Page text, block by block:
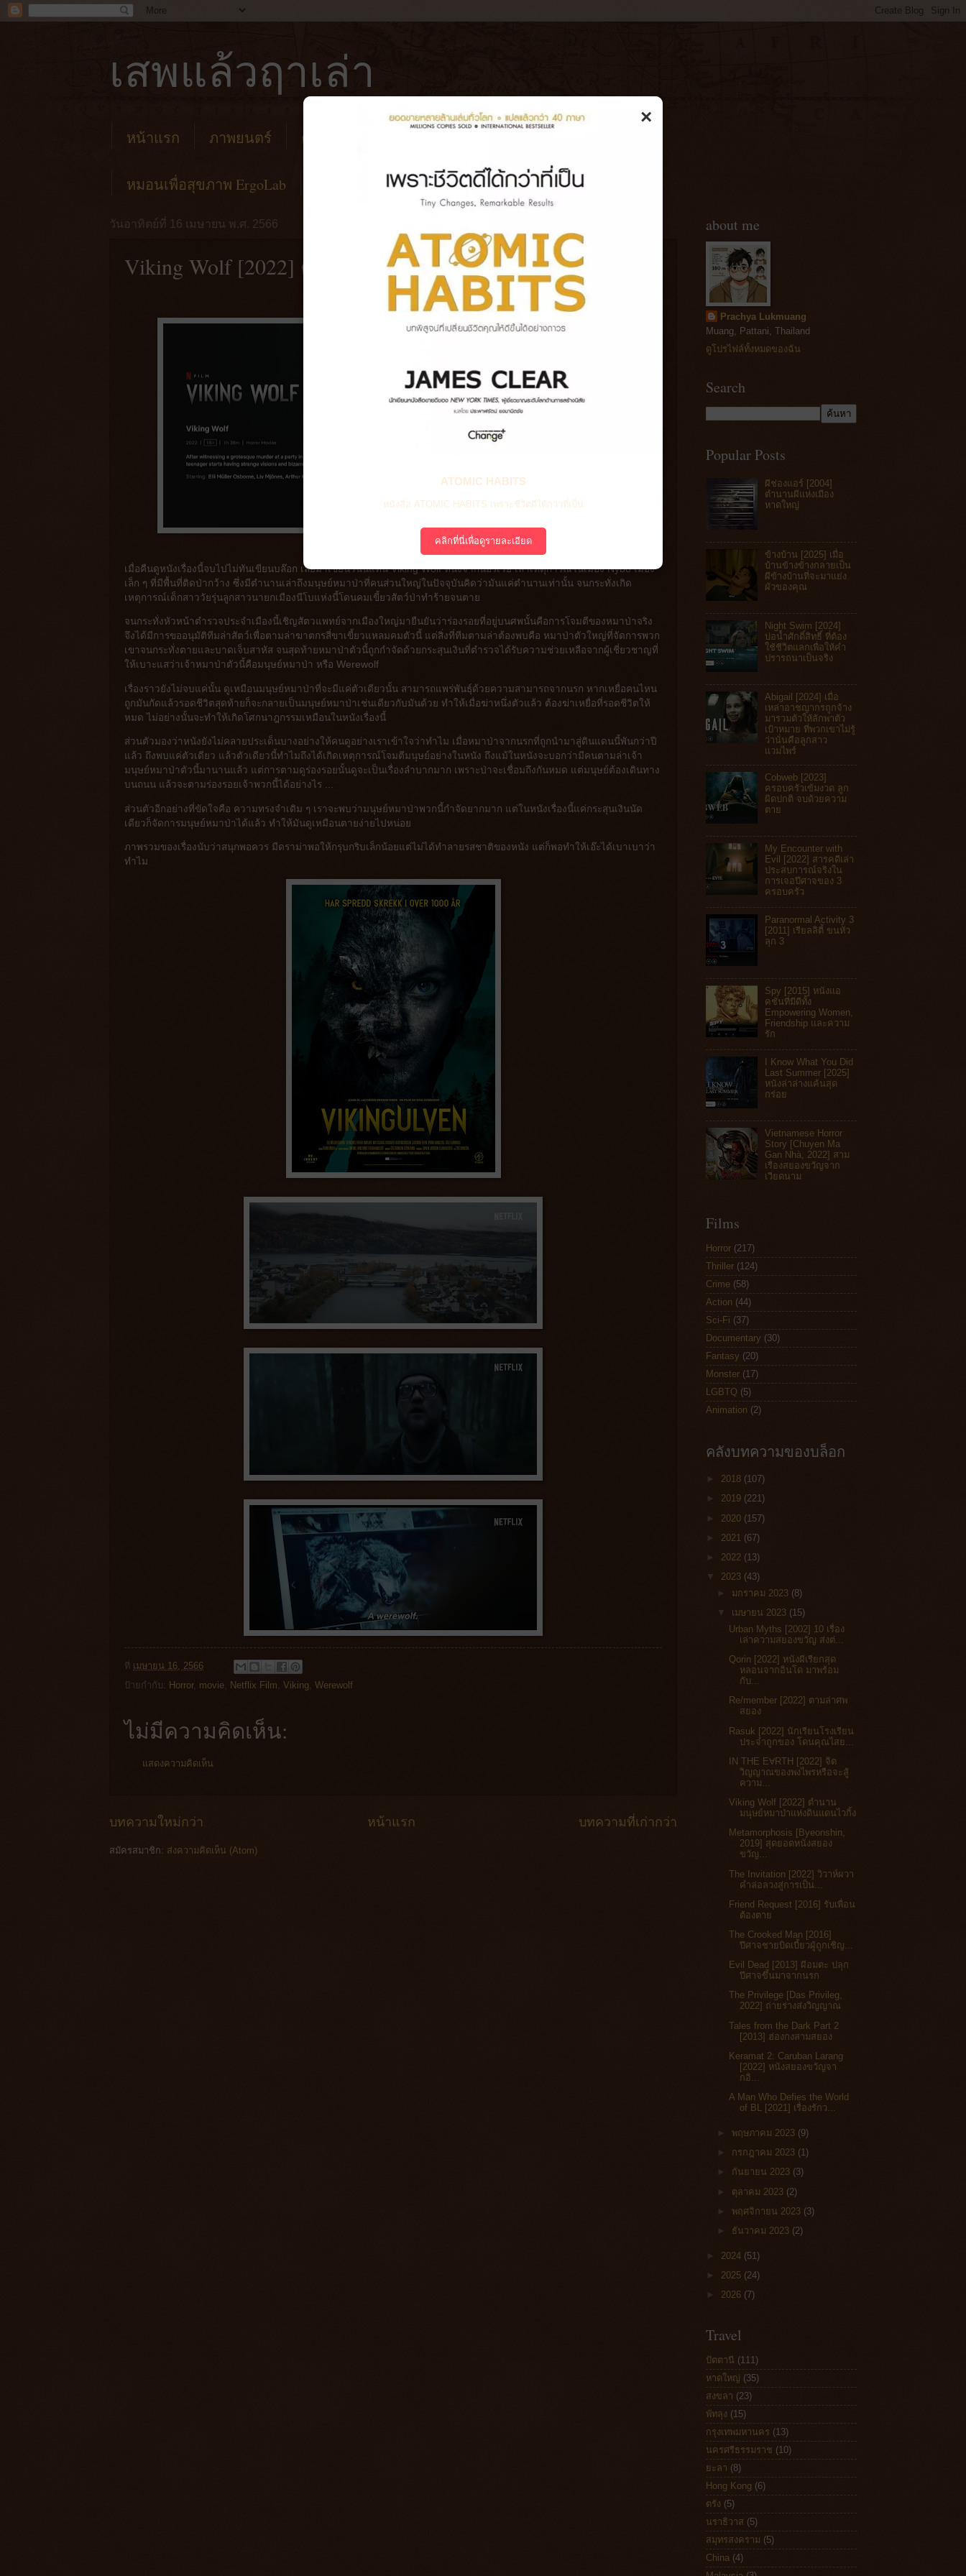
เสพแล้วฤาเล่า
หน้าแรก ภาพยนตร์ คาเฟ่
หมอนเพื่อสุขภาพ ErgoLab
วันอาทิตย์ที่ 16 เมษายน พ.ศ. 2566
Viking Wolf [2022] ตำนานมนุษย์หมาป่าแห่งดินแดนไวกิ้ง
เมื่อคืนดูหนังเรื่องนี้จบไปไม่ทันเขียนบล๊อก เลยมาเขียนวันนี้แทน Viking Wolf หนังจากนอร์เวย์ เล่าเหตุการณ์ในเมือง Nybo เมือง
เล็ก ๆ ที่มีพื้นที่ติดป่ากว้าง ซึ่งมีตำนานเล่าถึงมนุษย์หมาป่าที่คนส่วนใหญ่ในปัจจุบันคิดว่ามันแค่ตำนานเท่านั้น จนกระทั่งเกิด
เหตุการณ์เด็กสาววัยรุ่นลูกสาวนายกเมืองนีโบแห่งนี้โดนคมเขี้ยวสัตว์ป่าทำร้ายจนตาย
จนกระทั่งหัวหน้าตำรวจประจำเมืองนี้เชิญสัตวแพทย์จากเมืองใหญ่มายืนยันว่าร่องรอยที่อยู่บนศพนั้นคือการโจมตีของหมาป่าจริง
จึงได้มีการขออนุมัติทีมล่าสัตว์เพื่อตามล่าฆาตกรสี่ขาเขี้ยวแหลมคมตัวนี้ แต่สิ่งที่ทีมตามล่าต้องพบคือ หมาป่าตัวใหญ่ที่จัดการพวก
เขาจนกระทั่งตายและบาดเจ็บสาหัส จนสุดท้ายหมาป่าตัวนี้ถูกกำจัดด้วยกระสุนเงินที่ตำรวจได้รับความช่วยเหลือจากผู้เชี่ยวชาญที่
ให้เบาะแสว่าเจ้าหมาป่าตัวนี้คือมนุษย์หมาป่า หรือ Werewolf
เรื่องราวยังไม่จบแค่นั้น ดูเหมือนมนุษย์หมาป่าที่จะมีแค่ตัวเดียวนั้น สามารถแพร่พันธุ์ด้วยความสามารถจากนรก หากเหยื่อคนไหน
ถูกมันกัดแล้วรอดชีวิตสุดท้ายก็จะกลายเป็นมนุษย์หมาป่าเช่นเดียวกับมันด้วย ทำให้เมื่อฆ่าหนึ่งตัวแล้ว ต้องฆ่าเหยื่อที่รอดชีวิตให้
หมด ไม่อย่างนั้นจะทำให้เกิดโศกนาฎกรรมเหมือนในหนังเรื่องนี้
ส่วนตัวมองว่าหนังยังไม่คลายประเด็นบางอย่างให้คนดูอย่างเราเข้าใจว่าทำไม เมื่อหมาป่าจากนรกที่ถูกนำมาสู่ดินแดนนี้พันกว่าปี
แล้ว ถึงพบแค่ตัวเดียว แล้วตัวเดียวนี้ทำไมถึงได้เกิดเหตุการณ์โจมตีมนุษย์อย่างในหนัง ถึงแม้ในหนังจะบอกว่ามีคนตามล่าเจ้า
มนุษย์หมาป่าตัวนี้มานานแล้ว แต่การตามดูร่องรอยนั้นดูจะเป็นเรื่องลำบากมาก เพราะป่าจะเชื่อมถึงกันหมด แต่มนุษย์ต้องเดินทาง
บนถนน แล้วจะตามร่องรอยเจ้าพวกนี้ได้อย่างไร ...
ส่วนตัวอีกอย่างที่ขัดใจคือ ความทรงจำเดิม ๆ เราจะพบว่ามนุษย์หมาป่าพวกนี้กำจัดยากมาก แต่ในหนังเรื่องนี้แค่กระสุนเงินนัด
เดียวก็จัดการมนุษย์หมาป่าได้แล้ว ทำให้มันดูเหมือนตายง่ายไปหน่อย
ภาพรวมของเรื่องนับว่าสนุกพอควร มีดราม่าพอให้กรุบกริบเล็กน้อยแต่ไม่ได้ทำลายรสชาติของหนัง แต่ก็พอทำให้เอ๊ะได้เบาเบาว่า
ทำไม
ที่ เมษายน 16, 2566
ป้ายกำกับ: Horror, movie, Netflix Film, Viking, Werewolf
ไม่มีความคิดเห็น:
แสดงความคิดเห็น
บทความใหม่กว่า บทความที่เก่ากว่า
หน้าแรก
สมัครสมาชิก: ส่งความคิดเห็น (Atom)
about me
Prachya Lukmuang
Muang, Pattani, Thailand
ดูโปรไฟล์ทั้งหมดของฉัน
Search
Popular Posts
ผีช่องแอร์ [2004]
ตำนานผีแห่งเมือง
หาดใหญ่
ข้างบ้าน [2025] เมื่อ
บ้านข้างข้างกลายเป็น
ผีข้างบ้านที่จะมาแย่ง
ผัวของคุณ
Night Swim [2024]
บ่อน้ำศักดิ์สิทธิ์ ที่ต้อง
ใช้ชีวิตแลกเพื่อให้คำ
ปรารถนาเป็นจริง
Abigail [2024] เมื่อ
เหล่าอาชญากรถูกจ้าง
มารวมตัวให้ลักพาตัว
เป้าหมาย ที่พวกเขาไม่รู้
ว่านั่นคือลูกสาว
แวมไพร์
Cobweb [2023]
ครอบครัวเข้มงวด ลูก
ผิดปกติ จบด้วยความ
ตาย
My Encounter with
Evil [2022] สารคดีเล่า
ประสบการณ์จริงใน
การเจอปีศาจของ 3
ครอบครัว
Paranormal Activity 3
[2011] เรียลลิตี้ ขนหัว
ลุก 3
Spy [2015] หนังแอ
คชันที่มีดีทั้ง
Empowering Women,
Friendship และความ
รัก
I Know What You Did
Last Summer [2025]
หนังล่าล่างแค้นสุด
กร่อย
Vietnamese Horror
Story [Chuyen Ma
Gan Nhà, 2022] สาม
เรื่องสยองขวัญจาก
เวียดนาม
Films
Horror (217)
Thriller (124)
Crime (58)
Action (44)
Sci-Fi (37)
Documentary (30)
Fantasy (20)
Monster (17)
LGBTQ (5)
Animation (2)
คลังบทความของบล็อก
► 2018 (107)
► 2019 (221)
► 2020 (157)
► 2021 (67)
► 2022 (13)
▼ 2023 (43)
► มกราคม 2023 (8)
▼ เมษายน 2023 (15)
Urban Myths [2002] 10 เรื่อง
เล่าความสยองขวัญ ส่งต่...
Qorin [2022] หนังผีเรียกสุด
หลอนจากอินโด มาพร้อม
กับ...
Re/member [2022] ตามล่าศพ
สยอง
Rasuk [2022] นักเรียนโรงเรียน
ประจำถูกของ โดนคุณไสย...
IN THE EⱯRTH [2022] จิต
วิญญาณของพงไพรหรือจะสู้
ความ...
Viking Wolf [2022] ตำนาน
มนุษย์หมาป่าแห่งดินแดนไวกิ้ง
Metamorphosis [Byeonshin,
2019] สุดยอดหนังสยอง
ขวัญ...
The Invitation [2022] วิวาห์ผวา
คำล่อลวงสู่การเป็น...
Friend Request [2016] รับเพื่อน
ต้องตาย
The Crooked Man [2016]
ปีศาจชายบิดเบี้ยวผู้ถูกเชิญ...
Evil Dead [2013] ผีอมตะ ปลุก
ปีศาจขึ้นมาจากนรก
The Privilege [Das Privileg,
2022] ถ่ายร่างส่งวิญญาณ
Tales from the Dark Part 2
[2013] ฮ่องกงสามสยอง
Keramat 2: Caruban Larang
[2022] หนังสยองขวัญจา
กอิ...
A Man Who Defies the World
of BL [2021] เรื่องรักว...
►พฤษภาคม 2023 (9)
► กรกฎาคม 2023 (1)
► กันยายน 2023 (3)
► ตุลาคม 2023 (2)
►พฤศจิกายน 2023 (3)
► ธันวาคม 2023 (2)
► 2024 (51)
► 2025 (24)
► 2026 (7)
Travel
ปัตตานี (111)
หาดใหญ่ (35)
สงขลา (23)
พัทลุง (15)
กรุงเทพมหานคร (13)
นครศรีธรรมราช (10)
ยะลา (8)
Hong Kong (6)
ตรัง (5)
นราธิวาส (5)
สมุทรสงคราม (5)
China (4)
×
ATOMIC HABITS
หนังสือ ATOMIC HABITS เพราะชีวิตดีได้กว่าที่เป็น
คลิกที่นี่เพื่อดูรายละเอียด